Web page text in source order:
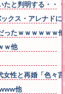
たと判明する・・
クス・アレナド
ったｗｗｗｗｗｗ他
ｗ他
女性と再婚「色
他